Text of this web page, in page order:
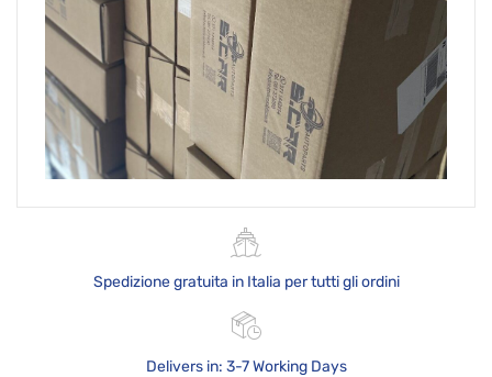
Spedizione gratuita in Italia per tutti gli ordini
Delivers in: 3-7 Working Days